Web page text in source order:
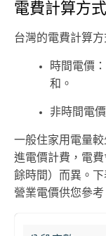
電費計算方
台灣的電費計算
時間電價
和。
非時間電
一般住家用電量
進電價計費，電
餘時間）而異。
營業電價供您參考